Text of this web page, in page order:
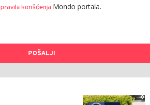
pravila korišćenja Mondo portala.
POŠALJI
0